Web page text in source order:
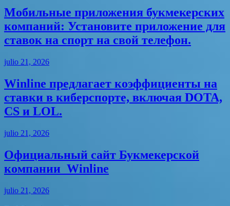
Мобильные приложения букмекерских
компаний: Установите приложение для
ставок на спорт на свой телефон.
julio 21, 2026
Winline предлагает коэффициенты на
ставки в киберспорте, включая DOTA,
CS и LOL.
julio 21, 2026
Официальный сайт Букмекерской
компании ️ Winline
julio 21, 2026